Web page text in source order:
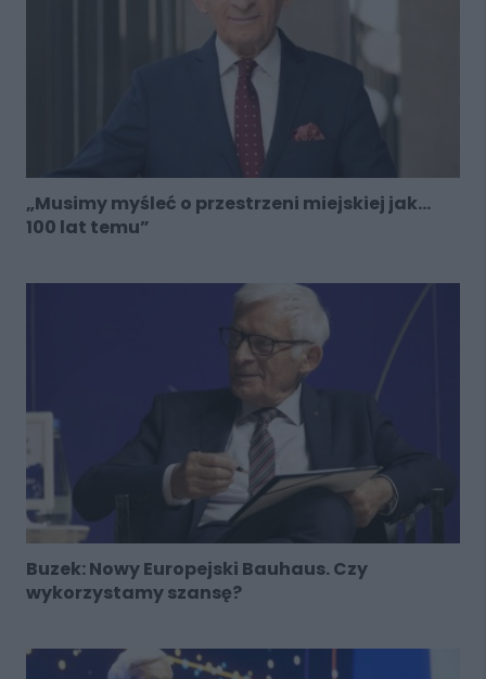
„Musimy myśleć o przestrzeni miejskiej jak...
100 lat temu”
Buzek: Nowy Europejski Bauhaus. Czy
wykorzystamy szansę?